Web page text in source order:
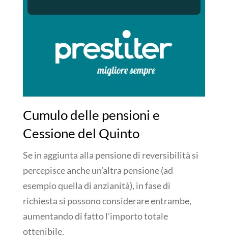
Cumulo delle pensioni e
Cessione del Quinto
Se in aggiunta alla pensione di reversibilità si
percepisce anche un’altra pensione (ad
esempio quella di anzianità), in fase di
richiesta si possono considerare entrambe,
aumentando di fatto l’importo totale
ottenibile.